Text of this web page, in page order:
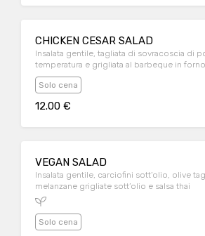
CHICKEN CESAR SALAD
Insalata gentile, tagliata di sovracoscia di
temperatura e grigliata al barbeque in
crostini di pane e salsa caesar home made
Solo cena
12.00 €
VEGAN SALAD
Insalata gentile, carciofini sott’olio, olive
melanzane grigliate sott’olio e salsa thai
Solo cena